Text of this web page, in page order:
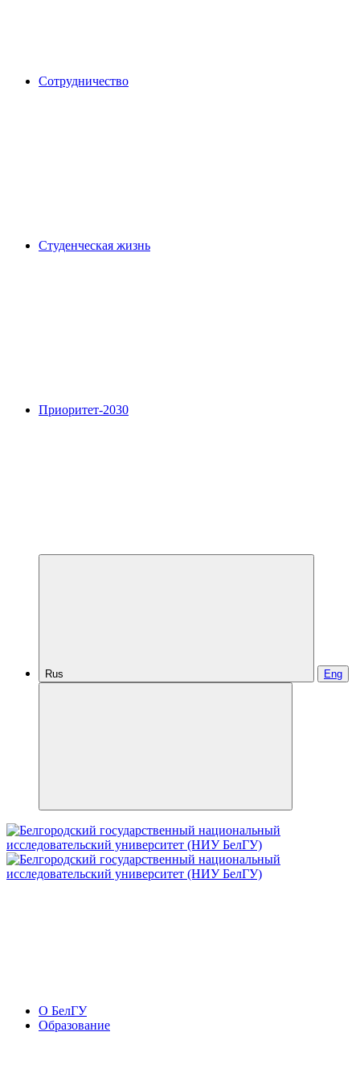
Сотрудничество
Студенческая жизнь
Приоритет-2030
Rus Eng
О БелГУ
Образование